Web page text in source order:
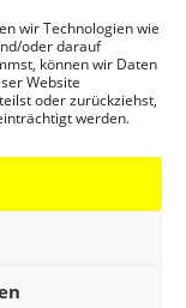
wir Technologien wie
oder darauf
können wir Daten
Website
oder zurückziehst,
werden.